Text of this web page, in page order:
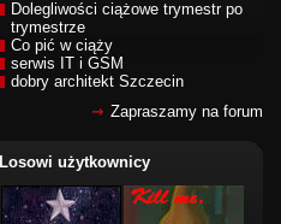
Dolegliwości ciążowe trymestr po
trymestrze
Co pić w ciąży
serwis IT i GSM
dobry architekt Szczecin
Zapraszamy na forum
Losowi użytkownicy